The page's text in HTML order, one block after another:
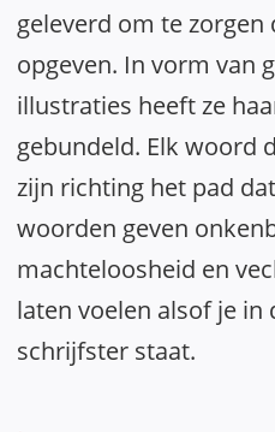
geleverd om te zorgen
opgeven. In vorm van
illustraties heeft ze
gebundeld. Elk woord
zijn richting het pad
woorden geven
machteloosheid en
laten voelen alsof je in
schrijfster staat.